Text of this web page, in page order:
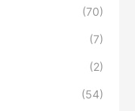
(70)
(7)
(2)
(54)